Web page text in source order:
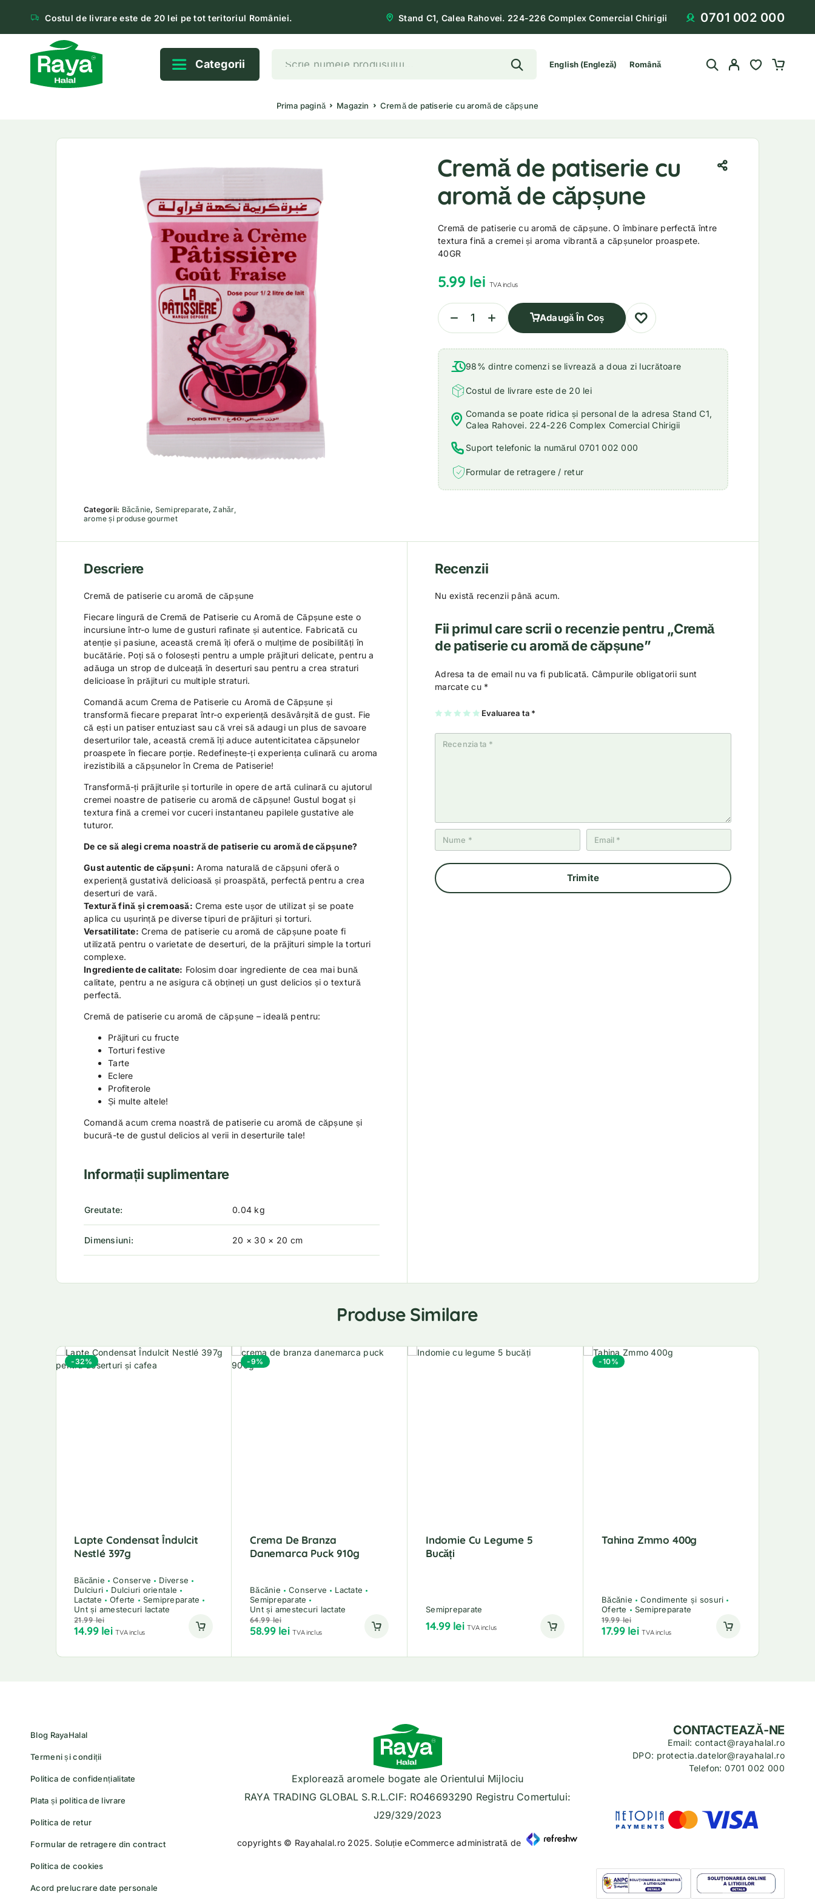
Costul de livrare este de 20 lei pe tot teritoriul României. Stand C1, Calea Rahovei. 224-226 Complex Comercial Chirigii 0701 002 000
Categorii English(Engleză) Română
Prima pagină Magazin Cremă de patiserie cu aromă de căpșune
Categorii: Băcănie, Semipreparate,Zahăr,
arome și produse gourmet
Cremă de patiserie cu
aromă de căpșune
Cremă de patiserie cu aromă de căpșune. O îmbinare perfectă între
textura fină a cremei și aroma vibrantă a căpșunelor proaspete.
40GR
5.99 lei TVA inclus
Adaugă În Coș
98% dintre comenzi se livrează a doua zi lucrătoare
Costul de livrare este de 20 lei
Comanda se poate ridica și personal de la adresa Stand C1,
Calea Rahovei. 224-226 Complex Comercial Chirigii
Suport telefonic la numărul 0701 002 000
Formular de retragere / retur
Descriere
Cremă de patiserie cu aromă de căpșune
Fiecare lingură de Cremă de Patiserie cu Aromă de Căpșune este o
incursiune într-o lume de gusturi rafinate și autentice. Fabricată cu
atenție și pasiune, această cremă îți oferă o mulțime de posibilități în
bucătărie. Poți să o folosești pentru a umple prăjituri delicate, pentru a
adăuga un strop de dulceață în deserturi sau pentru a crea straturi
delicioase în prăjituri cu multiple straturi.
Comandă acum Crema de Patiserie cu Aromă de Căpșune și
transformă fiecare preparat într-o experiență desăvârșită de gust. Fie
că ești un patiser entuziast sau că vrei să adaugi un plus de savoare
deserturilor tale, această cremă îți aduce autenticitatea căpșunelor
proaspete în fiecare porție. Redefinește-ți experiența culinară cu aroma
irezistibilă a căpșunelor în Crema de Patiserie!
Transformă-ți prăjiturile și torturile in opere de artă culinară cu ajutorul
cremei noastre de patiserie cu aromă de căpșune! Gustul bogat și
textura fină a cremei vor cuceri instantaneu papilele gustative ale
tuturor.
De ce să alegi crema noastră de patiserie cu aromă de căpșune?
Gust autentic de căpșuni: Aroma naturală de căpșuni oferă o
experiență gustativă delicioasă și proaspătă, perfectă pentru a crea
deserturi de vară.
Textură fină și cremoasă: Crema este ușor de utilizat și se poate
aplica cu ușurință pe diverse tipuri de prăjituri și torturi.
Versatilitate: Crema de patiserie cu aromă de căpșune poate fi
utilizată pentru o varietate de deserturi, de la prăjituri simple la torturi
complexe.
Ingrediente de calitate: Folosim doar ingrediente de cea mai bună
calitate, pentru a ne asigura că obțineți un gust delicios și o textură
perfectă.
Cremă de patiserie cu aromă de căpșune – ideală pentru:
Prăjituri cu fructe
Torturi festive
Tarte
Eclere
Profiterole
Și multe altele!
Comandă acum crema noastră de patiserie cu aromă de căpșune și
bucură-te de gustul delicios al verii in deserturile tale!
Informații suplimentare
Greutate 0.04 kg
Dimensiuni 20 × 30 × 20 cm
Recenzii
Nu există recenzii până acum.
Fii primul care scrii o recenzie pentru „Cremă
de patiserie cu aromă de căpșune”
Adresa ta de email nu va fi publicată. Câmpurile obligatorii sunt
marcate cu *
Evaluarea ta *
U
n
2
5
st
el
3
5
st
el
4
5
st
el
5
5
st
el
Produse Similare
-32%
Lapte Condensat Îndulcit
Nestlé 397g
Băcănie Conserve
Diverse
Dulciuri
Dulciuri orientale
Lactate
Oferte
Semipreparate
Unt și amestecuri lactate
21.99lei
14.99 lei TVA inclus
-9%
Crema De Branza
Danemarca Puck 910g
Băcănie Conserve
Lactate
Semipreparate
Unt și amestecuri lactate
64.99lei
58.99 lei TVA inclus
Indomie Cu Legume 5
Bucăți
Semipreparate
14.99 lei TVA inclus
-10%
Tahina Zmmo 400g
Băcănie
Condimente și sosuri
Oferte
Semipreparate
19.99lei
17.99 lei TVA inclus
Blog RayaHalal
Termeni și condiții
Politica de confidențialitate
Plata și politica de livrare
Politica de retur
Formular de retragere din contract
Politica de cookies
Acord prelucrare date personale
Explorează aromele bogate ale Orientului Mijlociu
RAYA TRADING GLOBAL S.R.L.CIF: RO46693290 Registru Comertului:
J29/329/2023
copyrights © Rayahalal.ro 2025. Soluție eCommerce administrată de
CONTACTEAZĂ-NE
Email: contact@rayahalal.ro
DPO: protectia.datelor@rayahalal.ro
Telefon: 0701 002 000